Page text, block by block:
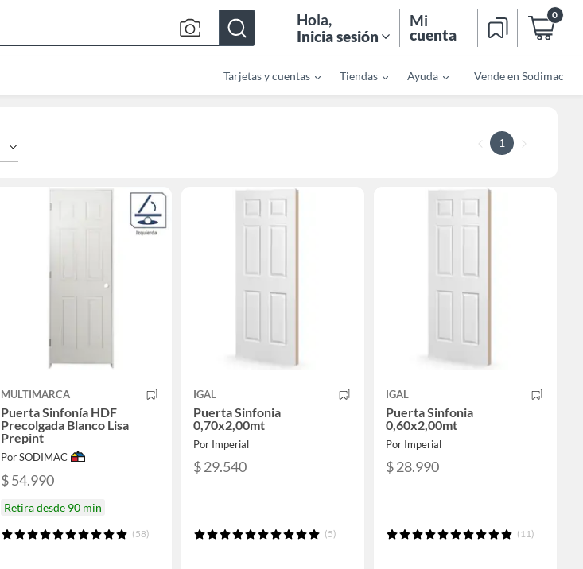
Bar
Hola,
Inicia sesión
Mi
cuenta
0
Tarjetas y cuentas Tiendas Ayuda Vende en Sodimac
1
MULTIMARCA
Puerta Sinfonía HDF
Precolgada Blanco Lisa
Prepint
Por SODIMAC
$ 54.990
Retira desde 90 min
(58)
IGAL
Puerta Sinfonia
0,70x2,00mt
Por Imperial
$ 29.540
(5)
IGAL
Puerta Sinfonia
0,60x2,00mt
Por Imperial
$ 28.990
(11)